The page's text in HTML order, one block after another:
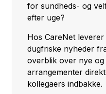
for sundheds- og
efter uge?
Hos CareNet
dugfriske nyheder
overblik over nye
arrangementer
kollegaers indbakke.